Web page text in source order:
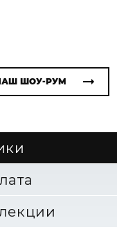
ШОУ-РУМ